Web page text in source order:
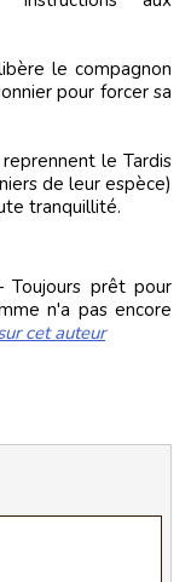
le compagnon
pour forcer sa
le Tardis
de leur espèce)
tranquillité.
prêt pour
n'a pas encore
cet auteur